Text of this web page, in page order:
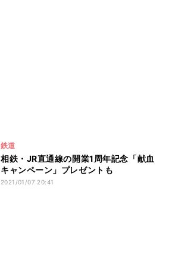
鉄道
相鉄・JR直通線の開業1周年記念「献血
キャンペーン」プレゼントも
2021/01/07 20:41